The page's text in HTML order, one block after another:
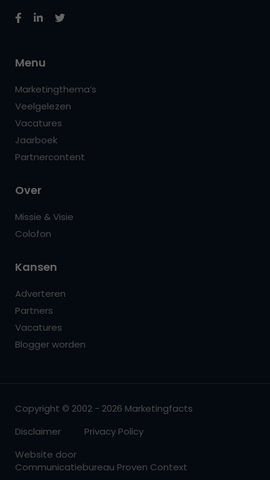
Menu
Marketingthema’s
Veelgelezen
Vacatures
Jaarboek
Partnercontent
Over
Missie & Visie
Colofon
Kansen
Adverteren
Partners
Vacatures
Blogger worden
Copyright © 2002 - 2026 Marketingfacts
Disclaimer
Privacy Policy
Website door
Communicatiebureau Proven Context